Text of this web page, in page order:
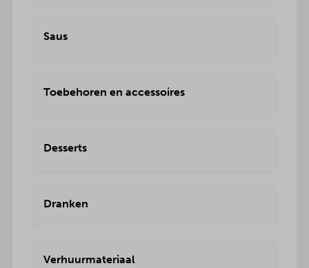
Saus
Toebehoren en accessoires
Desserts
Dranken
Verhuurmateriaal